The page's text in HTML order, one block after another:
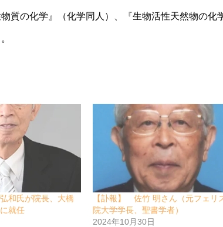
質の化学』（化学同人）、『生物活性天然物の
和氏が院長、大橋
就任
【訃報】 佐竹 明さん（元フェリ
院大学学長、聖書学者）
2024年10月30日